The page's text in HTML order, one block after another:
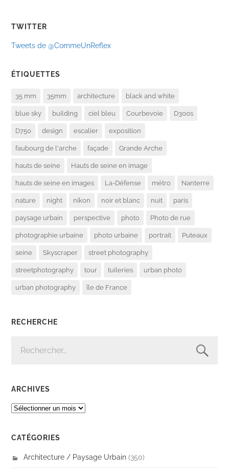
TWITTER
Tweets de @CommeUnReflex
ÉTIQUETTES
35 mm 35mm architecture black and white
blue sky building ciel bleu Courbevoie D300s
D750 design escalier exposition
faubourg de l'arche façade Grande Arche
hauts de seine Hauts de seine en image
hauts de seine en images La-Défense métro Nanterre
nature night nikon noir et blanc nuit paris
paysage urbain perspective photo Photo de rue
photographie urbaine photo urbaine portrait Puteaux
seine Skyscraper street photography
streetphotography tour tuileries urban photo
urban photography île de France
RECHERCHE
ARCHIVES
ARCHIVES
CATÉGORIES
Architecture / Paysage Urbain (350)